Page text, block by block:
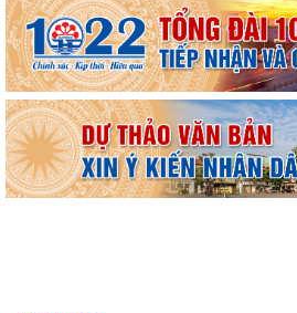
Ban đại diện Hội đồng quản trị Ngân
Kiến An tổ chức phiên họp giao...
TỪ NGÀY 08/8/2026: NHIỀU THỦ TỤC
THÀNH PHỐ HẢI PHÒNG ĐƯỢC THU PHÍ, LỆ
Chi bộ trường Tiểu học Quang Trung kết